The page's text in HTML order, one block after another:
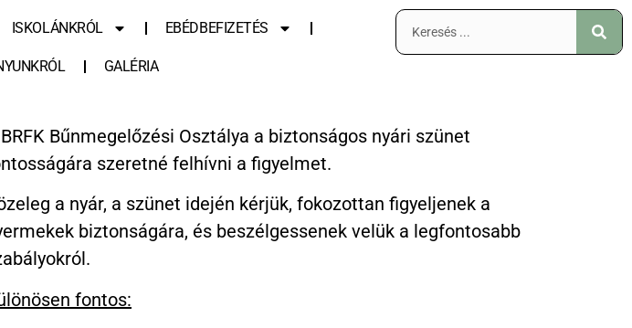
ISKOLÁNKRÓL EBÉDBEFIZETÉS
GALÉRIA
Bűnmegelőzési Osztálya a biztonságos nyári szünet
szeretné felhívni a figyelmet.
a nyár, a szünet idején kérjük, fokozottan figyeljenek a
biztonságára, és beszélgessenek velük a legfontosabb
fontos: